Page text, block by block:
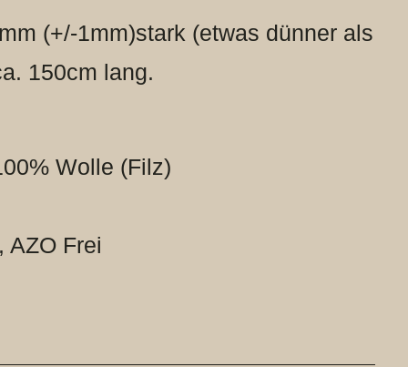
(+/-1mm)stark (etwas dünner als
150cm lang.
Wolle (Filz)
AZO Frei